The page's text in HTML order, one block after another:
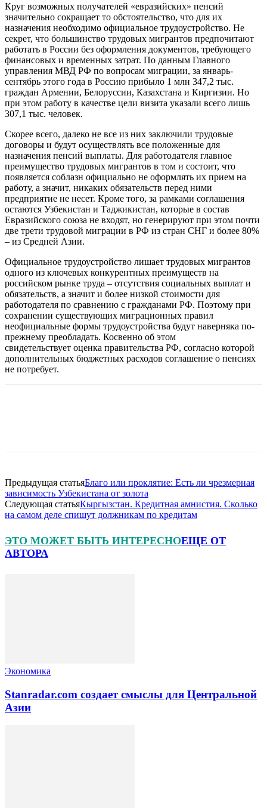
Круг возможных получателей «евразийских» пенсий
значительно сокращает то обстоятельство, что для их
назначения необходимо официальное трудоустройство. Не
секрет, что большинство трудовых мигрантов предпочитают
работать в России без оформления документов, требующего
финансовых и временных затрат. По данным Главного
управления МВД РФ по вопросам миграции, за январь-
сентябрь этого года в Россию прибыло 1 млн 347,2 тыс.
граждан Армении, Белоруссии, Казахстана и Киргизии. Но
при этом работу в качестве цели визита указали всего лишь
307,1 тыс. человек.
Скорее всего, далеко не все из них заключили трудовые
договоры и будут осуществлять все положенные для
назначения пенсий выплаты. Для работодателя главное
преимущество трудовых мигрантов в том и состоит, что
появляется соблазн официально не оформлять их прием на
работу, а значит, никаких обязательств перед ними
предприятие не несет. Кроме того, за рамками соглашения
остаются Узбекистан и Таджикистан, которые в состав
Евразийского союза не входят, но генерируют при этом почти
две трети трудовой миграции в РФ из стран СНГ и более 80%
– из Средней Азии.
Официальное трудоустройство лишает трудовых мигрантов
одного из ключевых конкурентных преимуществ на
российском рынке труда – отсутствия социальных выплат и
обязательств, а значит и более низкой стоимости для
работодателя по сравнению с гражданами РФ. Поэтому при
сохранении существующих миграционных правил
неофициальные формы трудоустройства будут наверняка по-
прежнему преобладать. Косвенно об этом
свидетельствует оценка правительства РФ, согласно которой
дополнительных бюджетных расходов соглашение о пенсиях
не потребует.
Предыдущая статьяБлаго или проклятие: Есть ли чрезмерная
зависимость Узбекистана от золота
Следующая статьяКыргызстан. Кредитная амнистия. Сколько
на самом деле спишут должникам по кредитам
ЭТО МОЖЕТ БЫТЬ ИНТЕРЕСНОЕЩЕ ОТ
АВТОРА
Экономика
Stanradar.com создает смыслы для Центральной
Азии